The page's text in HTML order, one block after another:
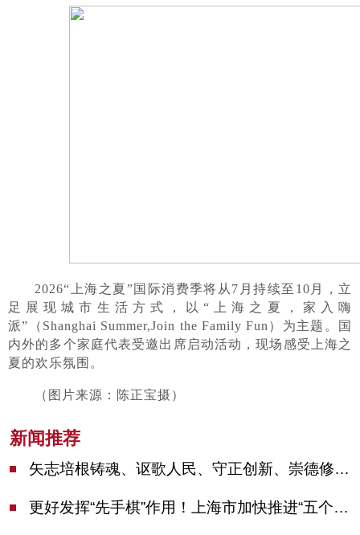
2026“上海之夏”国际消费季将从7月持续至10月，立
足展现城市生活方式，以“上海之夏，家入嗨
派”（Shanghai Summer,Join the Family Fun）为主题。国
内外的多个家庭代表受邀出席启动活动，现场感受上海之
夏的欢乐氛围。
（图片来源：陈正宝摄）
新闻推荐
矢志培根铸魂、讴歌人民、守正创新、崇德修身！这场座谈会上，陈吉宁对全市文化战线提出期望
更好发挥“先手棋”作用！上海市加快推进“五个中心”建设领导小组会议举行